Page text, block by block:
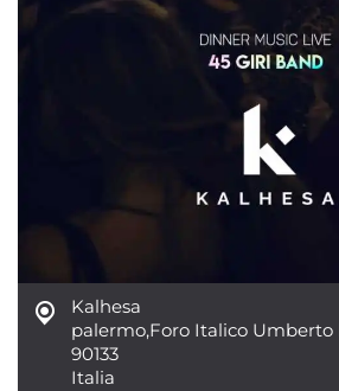
Kalhesa
palermo,Foro Italico Umberto
90133
Italia